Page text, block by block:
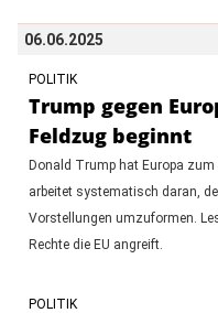
06.06.2025
POLITIK
Trump gegen
Feldzug beginnt
Donald Trump hat Europa
arbeitet systematisch daran,
Vorstellungen umzuformen.
Rechte die EU angreift.
POLITIK